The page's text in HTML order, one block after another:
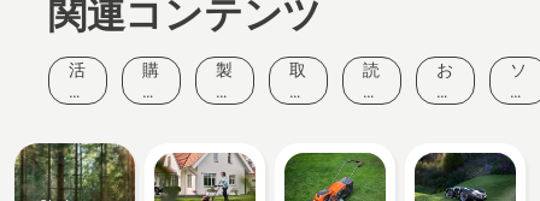
関連コンテンツ
活
動
ベ
ン
購
入
ド
製
品
ノ
ベ
取
扱
法
と
読
み
と
ヒ
お
客
声
ソ
リ
シ
ョ